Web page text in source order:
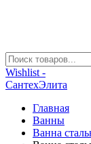
Wishlist -
СантехЭлита
Главная
Ванны
Ванна